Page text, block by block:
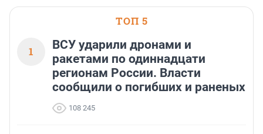
ТОП 5
1
ВСУ ударили дронами и
ракетами по одиннадцати
регионам России. Власти
сообщили о погибших и раненых
108 245